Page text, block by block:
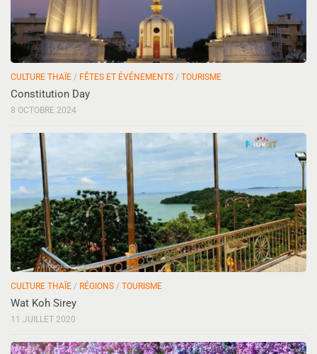
CULTURE THAÏE / FÊTES ET ÉVÉNEMENTS / TOURISME
Constitution Day
8 OCTOBRE 2024
CULTURE THAÏE / RÉGIONS / TOURISME
Wat Koh Sirey
11 JUILLET 2020